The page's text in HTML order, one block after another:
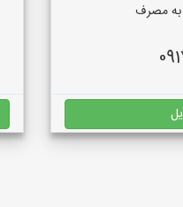
به مصرف